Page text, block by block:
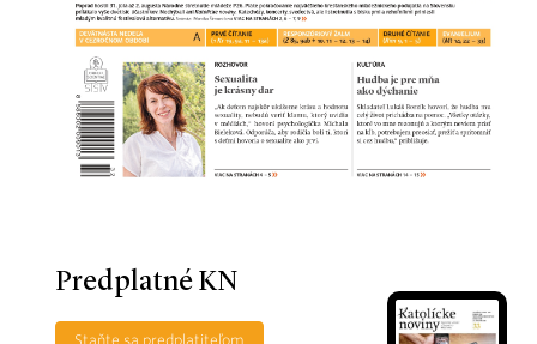
Predplatné KN
Staňte sa predplatiteľom